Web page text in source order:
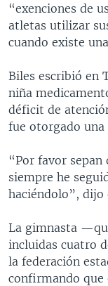
“exenciones de
atletas utilizar
cuando existe
Biles escribió en
niña
déficit de
fue otorgado una
“Por favor
siempre he
haciéndolo”, dijo
La gimnasta
incluidas cuatro
la federación
confirmando que